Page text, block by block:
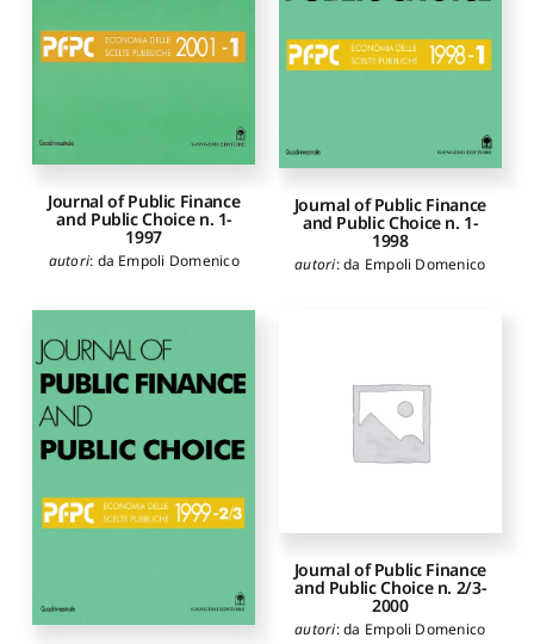
Journal of Public Finance
and Public Choice n. 1-
1997
autori: da Empoli Domenico
Journal of Public Finance
and Public Choice n. 1-
1998
autori:da Empoli Domenico
Journal of Public Finance
and Public Choice n. 2/3-
2000
autori:da Empoli Domenico